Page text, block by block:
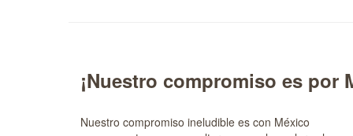
¡Nuestro compromiso es por
Nuestro compromiso ineludible es con México